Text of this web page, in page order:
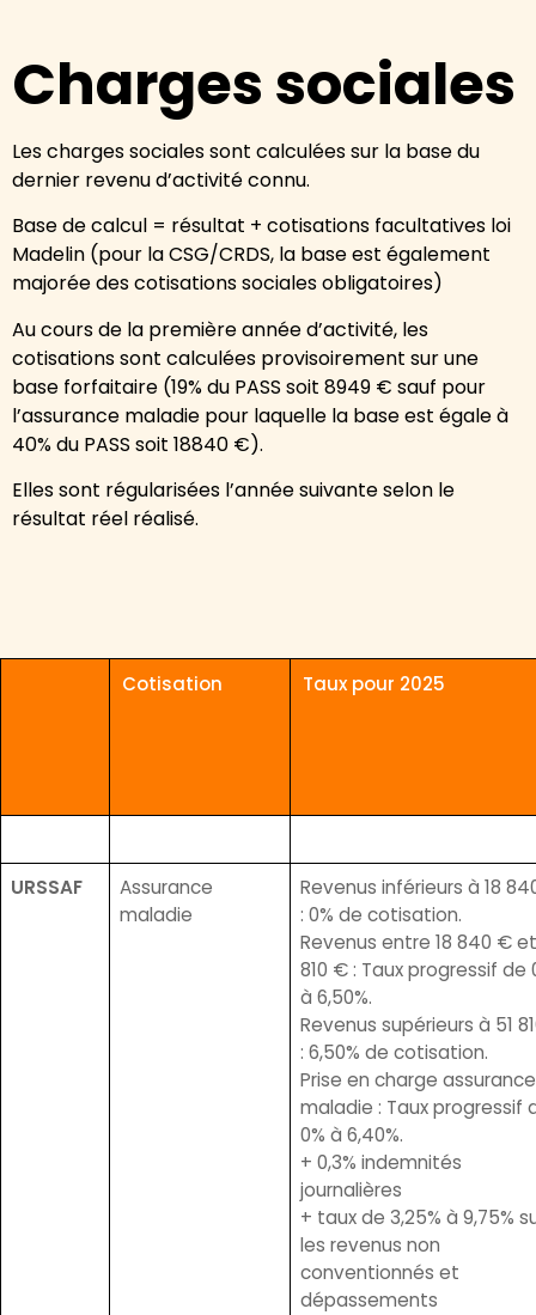
Charges sociales
Les charges sociales sont calculées sur la base du
dernier revenu d’activité connu.
Base de calcul = résultat + cotisations facultatives loi
Madelin (pour la CSG/CRDS, la base est également
majorée des cotisations sociales obligatoires)
Au cours de la première année d’activité, les
cotisations sont calculées provisoirement sur une
base forfaitaire (19% du PASS soit 8949 € sauf pour
l’assurance maladie pour laquelle la base est égale à
40% du PASS soit 18840 €).
Elles sont régularisées l’année suivante selon le
résultat réel réalisé.
Cotisation Taux pour 2025
URSSAF
Assurance
maladie
Revenus inférieurs à 18
: 0% de cotisation.
Revenus entre 18 840 €
810 € : Taux progressif de
à 6,50%.
Revenus supérieurs à 51
: 6,50% de cotisation.
Prise en charge assurance
maladie : Taux progressif
0% à 6,40%.
+ 0,3% indemnités
journalières
+ taux de 3,25% à 9,75%
les revenus non
conventionnés et
dépassements